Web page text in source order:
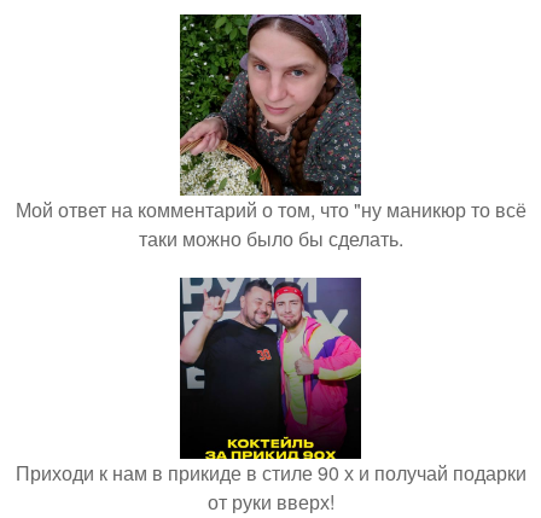
Мой ответ на комментарий о том, что "ну маникюр то всё
таки можно было бы сделать.
Приходи к нам в прикиде в стиле 90 х и получай подарки
от руки вверх!